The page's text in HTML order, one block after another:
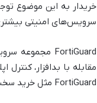
خریدار به این موضوع
سرویس‌های امنیتی
FortiGuard مثل خرید سخت‌افزار قدرتمندی است که بخشی از قابلیت‌های اصلی امنیتی آن فعال یا به‌روز نیست.